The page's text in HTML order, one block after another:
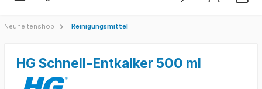
Neuheitenshop Reinigungsmittel
HG Schnell-Entkalker 500 ml